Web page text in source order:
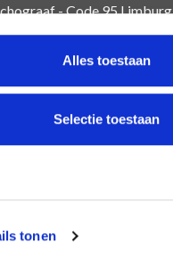
tonen
Alles toestaan
Selectie toestaan
- Code 95 Limburg
- Code 95 Limburg
Limburg